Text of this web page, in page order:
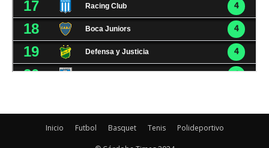
Inicio Futbol Basquet Tenis Polideportivo